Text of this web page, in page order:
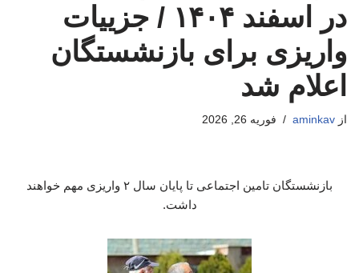
در اسفند ۱۴۰۴ / جزییات
واریزی برای بازنشستگان
اعلام شد
از aminkav فوریه 26, 2026
بازنشستگان تامین اجتماعی تا پایان سال ۲ واریزی مهم خواهند
داشت.